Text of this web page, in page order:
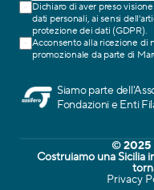
Dichiaro di aver preso
dati personali, ai sensi
protezione dei dati (GDPR).
Acconsento alla ricezione di
promozionale da parte di
Siamo parte
Fondazioni e Enti
© 2025
Costruiamo una Sicilia
Privacy